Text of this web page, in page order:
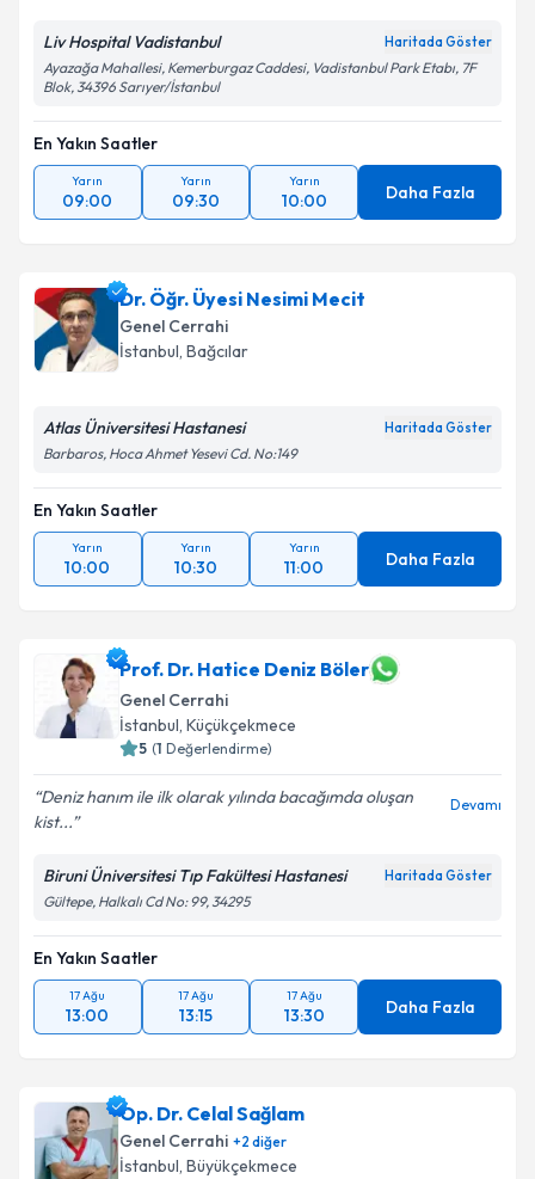
Takvim Talebini Gönder
Liv Hospital Vadistanbul Haritada Göster
Ayazağa Mahallesi, Kemerburgaz Caddesi, Vadistanbul Park Etabı, 7F
Blok, 34396 Sarıyer/İstanbul
En Yakın Saatler
Yarın
09:00
Yarın
09:30
Yarın
10:00 Daha Fazla
Dr. Öğr. Üyesi Nesimi Mecit
Genel Cerrahi
İstanbul, Bağcılar
Atlas Üniversitesi Hastanesi Haritada Göster
Barbaros, Hoca Ahmet Yesevi Cd. No:149
En Yakın Saatler
Yarın
10:00
Yarın
10:30
Yarın
11:00 Daha Fazla
Prof. Dr. Hatice Deniz Böler
Genel Cerrahi
İstanbul, Küçükçekmece
5 (1 Değerlendirme)
Deniz hanım ile ilk olarak yılında bacağımda oluşan
kist...
Devamı
Biruni Üniversitesi Tıp Fakültesi Hastanesi Haritada Göster
Gültepe, Halkalı Cd No: 99, 34295
En Yakın Saatler
17 Ağu
13:00
17 Ağu
13:15
17 Ağu
13:30 Daha Fazla
Op. Dr. Celal Sağlam
Genel Cerrahi +2 diğer
İstanbul, Büyükçekmece